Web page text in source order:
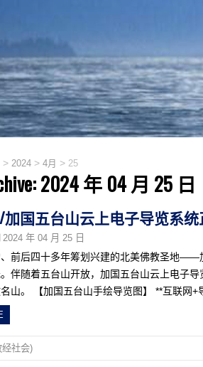
> 2024 > 4月 > 25
2024 年 04 月 25 日
加国五台山云上电子导览系
2024 年 04 月 25 日
前后四十多年筹划兴建的北美佛教圣地
伴随着五台山开放，加国五台山云上电子
山。 【加国五台山手绘导览图】 **互联网+
经社会)